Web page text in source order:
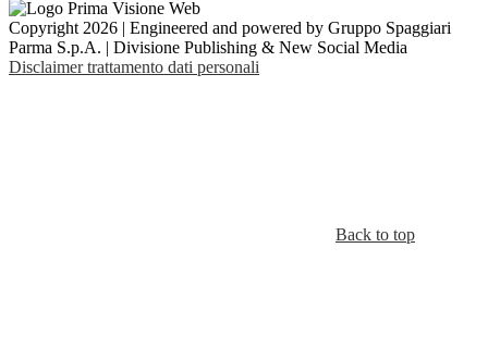
Copyright 2026 | Engineered and powered by Gruppo Spaggiari
Parma S.p.A. | Divisione Publishing & New Social Media
Disclaimer trattamento dati personali
Back to top